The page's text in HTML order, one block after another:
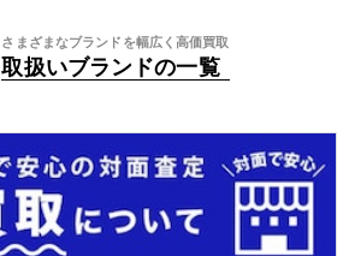
さまざまなブランドを幅広く高価買取
取扱いブランドの一覧